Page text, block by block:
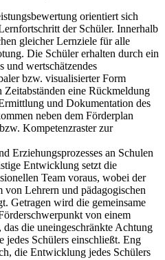
orientiert sich
der Schüler. Innerhalb
gleicher Lernziele für alle
Die Schüler erhalten durch ein
und wertschätzendes
bzw. visualisierter Form
eine Rückmeldung
und Dokumentation des
neben dem Förderplan
Kompetenzraster zur
Erziehungsprozesses an Schulen
Entwicklung setzt die
Team voraus, wobei der
Lehrern und pädagogischen
Getragen wird die gemeinsame
von einem
die uneingeschränkte Achtung
jedes Schülers einschließt. Eng
die Entwicklung jedes Schülers